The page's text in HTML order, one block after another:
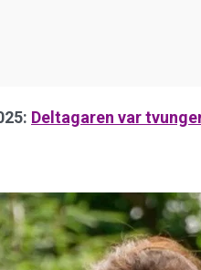
Deltagaren var